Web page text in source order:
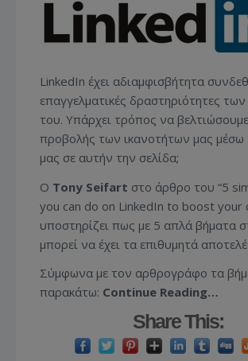
LinkedIn έχει αδιαμφισβήτητα
επαγγελματικές δραστηριότητες
του. Υπάρχει τρόπος να
προβολής των ικανοτήτων μας μέσω
μας σε αυτήν την σελίδα;
Ο Tony Seifart στο άρθρο του “5
you can do on LinkedIn to boost your
υποστηρίζει πως με 5 απλά βήματα
μπορεί να έχει τα επιθυμητά
Σύμφωνα με τον αρθρογράφο τα
παρακάτω: Continue Reading…
Share This: